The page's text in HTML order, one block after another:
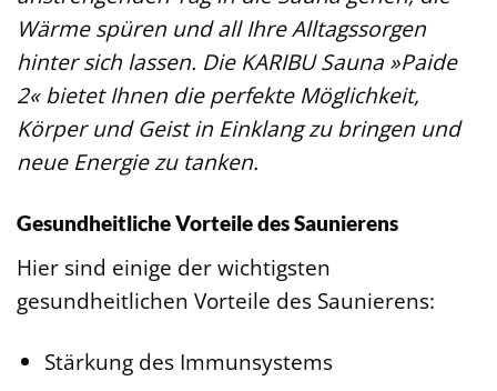
Wärme spüren und all Ihre Alltagssorgen
hinter sich lassen. Die KARIBU Sauna »Paide
2« bietet Ihnen die perfekte Möglichkeit,
Körper und Geist in Einklang zu bringen und
neue Energie zu tanken.
Gesundheitliche Vorteile des Saunierens
Hier sind einige der wichtigsten
gesundheitlichen Vorteile des Saunierens:
Stärkung des Immunsystems